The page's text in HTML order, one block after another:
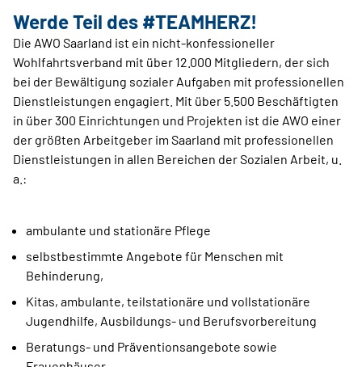
Werde Teil des #TEAMHERZ!
Die AWO Saarland ist ein nicht-konfessioneller
Wohlfahrtsverband mit über 12.000 Mitgliedern, der sich
bei der Bewältigung sozialer Aufgaben mit professionellen
Dienstleistungen engagiert. Mit über 5.500 Beschäftigten
in über 300 Einrichtungen und Projekten ist die AWO einer
der größten Arbeitgeber im Saarland mit professionellen
Dienstleistungen in allen Bereichen der Sozialen Arbeit, u.
a.:
ambulante und stationäre Pflege
selbstbestimmte Angebote für Menschen mit
Behinderung,
Kitas, ambulante, teilstationäre und vollstationäre
Jugendhilfe, Ausbildungs- und Berufsvorbereitung
Beratungs- und Präventionsangebote sowie